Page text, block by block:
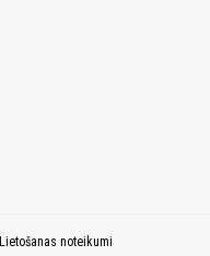
Lietošanas noteikumi